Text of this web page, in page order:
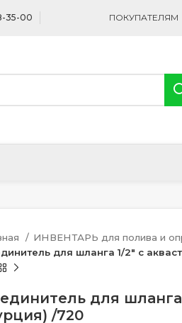
35-00 ПОКУПАТЕЛЯМ
ИНВЕНТАРЬ для полива и
для шланга 1/2″ с
для шланга
/720